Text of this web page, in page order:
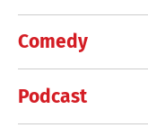
Comedy
Podcast